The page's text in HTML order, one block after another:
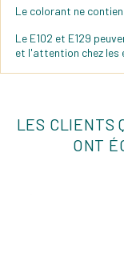
Le colorant ne
Le E102 et E129
et l'attention chez les
LES CLIENTS
ONT